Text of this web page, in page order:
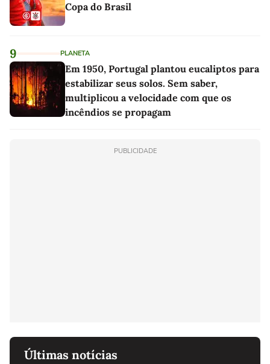
Copa do Brasil
9 PLANETA
Em 1950, Portugal plantou eucaliptos para
estabilizar seus solos. Sem saber,
multiplicou a velocidade com que os
incêndios se propagam
PUBLICIDADE
Últimas notícias